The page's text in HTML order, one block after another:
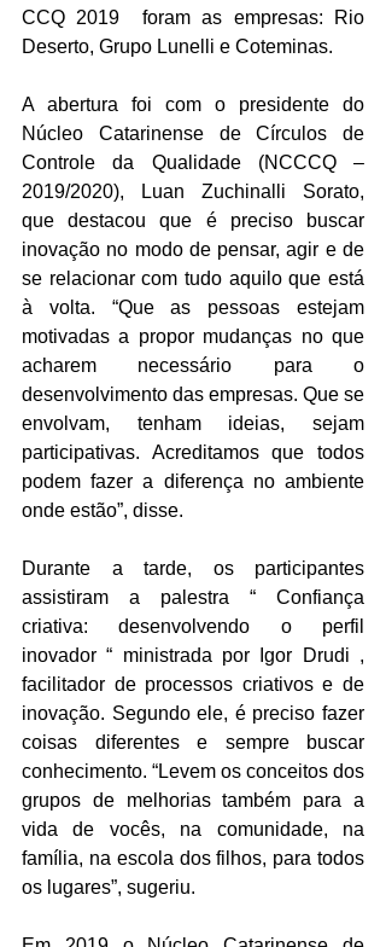
CCQ 2019  foram as empresas: Rio
Deserto, Grupo Lunelli e Coteminas.
A abertura foi com o presidente do
Núcleo Catarinense de Círculos de
Controle da Qualidade (NCCCQ –
2019/2020), Luan Zuchinalli Sorato,
que destacou que é preciso buscar
inovação no modo de pensar, agir e de
se relacionar com tudo aquilo que está
à volta. “Que as pessoas estejam
motivadas a propor mudanças no que
acharem necessário para o
desenvolvimento das empresas. Que se
envolvam, tenham ideias, sejam
participativas. Acreditamos que todos
podem fazer a diferença no ambiente
onde estão”, disse.
Durante a tarde, os participantes
assistiram a palestra “ Confiança
criativa: desenvolvendo o perfil
inovador “ ministrada por Igor Drudi ,
facilitador de processos criativos e de
inovação. Segundo ele, é preciso fazer
coisas diferentes e sempre buscar
conhecimento. “Levem os conceitos dos
grupos de melhorias também para a
vida de vocês, na comunidade, na
família, na escola dos filhos, para todos
os lugares”, sugeriu.